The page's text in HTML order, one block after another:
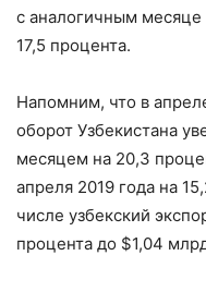
с аналогичным месяце
17,5 процента.
Напомним, что в
оборот Узбекистана
месяцем на 20,3
апреля 2019 года на
числе узбекский
процента до $1,04